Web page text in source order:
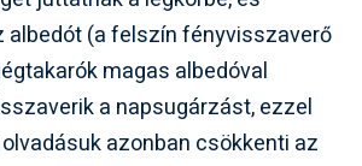
albedót (a felszín fényvisszaverő
magas albedóval
a napsugárzást, ezzel
azonban csökkenti az